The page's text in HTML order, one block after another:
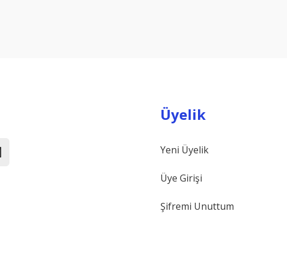
Üyelik
Yeni Üyelik
Üye Girişi
Şifremi Unuttum